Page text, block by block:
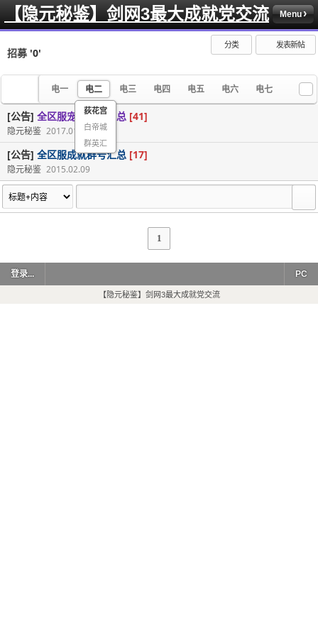
【隐元秘鉴】剑网3最大成就党交流 Menu
招募 '0'
分类 发表新帖
电一 电二
荻花宫
白帝城
群英汇
电三 电四 电五 电六 电七
[公告] 全区服宠物群号汇总 [41]
隐元秘鉴 2017.01.12
[公告] 全区服成就群号汇总 [17]
隐元秘鉴 2015.02.09
1
登录... PC
【隐元秘鉴】剑网3最大成就党交流